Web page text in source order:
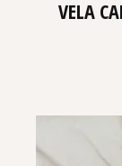
VELA